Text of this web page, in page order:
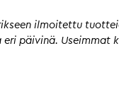
ilmoitettu
päivinä.